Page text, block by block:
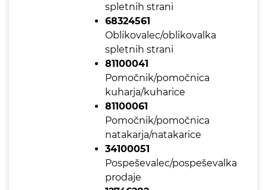
spletnih strani
68324561
Oblikovalec/oblikovalka
spletnih strani
81100041
Pomočnik/pomočnica
kuharja/kuharice
81100061
Pomočnik/pomočnica
natakarja/natakarice
34100051
Pospeševalec/pospeševalka
prodaje